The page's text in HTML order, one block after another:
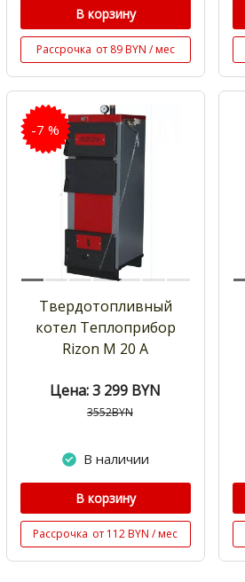
В корзину
Рассрочка от 89 BYN / мес
-7 %
Твердотопливный
котел Теплоприбор
Rizon M 20 A
Цена: 3 299 BYN
3552BYN
В наличии
В корзину
Рассрочка от 112 BYN / мес